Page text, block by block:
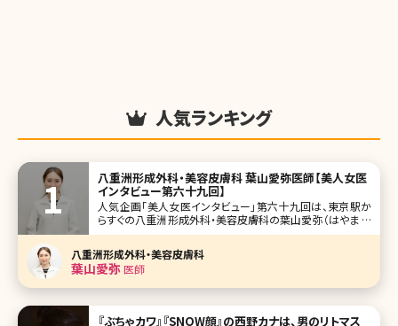
人気ランキング
八重洲形成外科・美容皮膚科 葉山愛弥医師【美人女医
インタビュー第六十九回】
人気企画「美人女医インタビュー」第六十九回は、東京駅か
らすぐの八重洲形成外科・美容皮膚科の葉山愛弥（はやま ま
なみ）先生です。2015年開院、原かや院長が率いる経験豊富
なベテラン医師が勢ぞろいする八重洲形成外科・美容皮膚
科。その中で皮膚科治療を行なっている葉山先生。一見クー
ルビューティーな雰囲気です
八重洲形成外科・美容皮膚科
葉山愛弥医師
『ぶちゃカワ』『SNOW顔』の西野カナは、男のリトマス